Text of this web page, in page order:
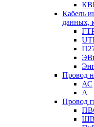
Кабель
данных,
Провод
АС
А
Провод